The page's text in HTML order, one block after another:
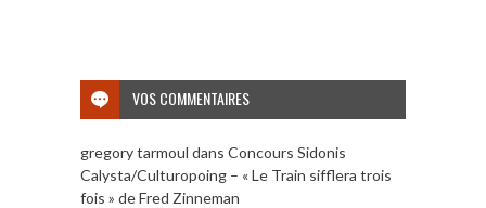
VOS COMMENTAIRES
gregory tarmoul dans Concours Sidonis
Calysta/Culturopoing – « Le Train sifflera trois
fois » de Fred Zinneman